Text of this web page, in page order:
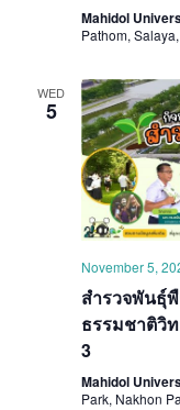
Mahidol
Pathom,
WED
5
November 5,
สำรวจพันธุ์
ธรรมชาติวิ
3
Mahidol
Park, Nakhon